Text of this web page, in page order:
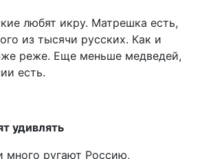
любят икру. Матрешка есть,
из тысячи русских. Как и
реже. Еще меньше медведей,
есть.
удивлять
много ругают Россию,